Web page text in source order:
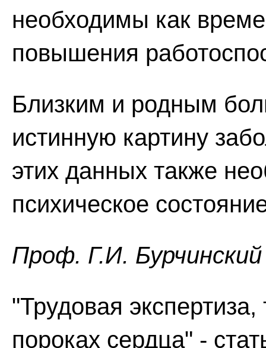
необходимы как
повышения
Близким и родным
истинную картину
этих данных также
психическое
Проф. Г.И. Бурчинский
"Трудовая
пороках сердца" -